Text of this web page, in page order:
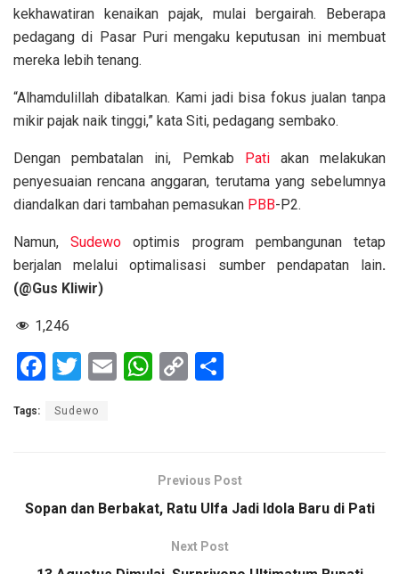
kekhawatiran kenaikan pajak, mulai bergairah. Beberapa
pedagang di Pasar Puri mengaku keputusan ini membuat
mereka lebih tenang.
“Alhamdulillah dibatalkan. Kami jadi bisa fokus jualan tanpa
mikir pajak naik tinggi,” kata Siti, pedagang sembako.
Dengan pembatalan ini, Pemkab Patiakan melakukan
penyesuaian rencana anggaran, terutama yang sebelumnya
diandalkan dari tambahan pemasukan PBB-P2.
Namun,Sudewo optimis program pembangunan tetap
berjalan melalui optimalisasi sumber pendapatan lain.
(@Gus Kliwir)
1,246
F
ce
o
T
tt
E
W
A
p
C
n
k
Tags: Sudewo
Previous Post
Sopan dan Berbakat, Ratu Ulfa Jadi Idola Baru di Pati
Next Post